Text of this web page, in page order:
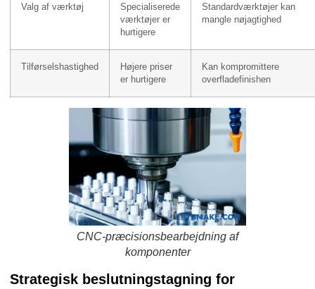
Valg af værktøj
Specialiserede
værktøjer er
hurtigere
Standardværktøjer kan
mangle nøjagtighed
Tilførselshastighed
Højere priser
er hurtigere
Kan kompromittere
overfladefinishen
CNC-præcisionsbearbejdning af
komponenter
Strategisk beslutningstagning for